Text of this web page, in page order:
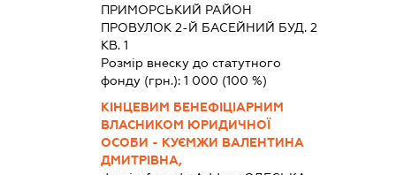
ПРИМОРСЬКИЙ РАЙОН
ПРОВУЛОК 2-Й БАСЕЙНИЙ БУД. 2
КВ. 1
Розмір внеску до статутного
фонду (грн.): 1 000 (100 %)
КІНЦЕВИМ БЕНЕФІЦІАРНИМ
ВЛАСНИКОМ ЮРИДИЧНОЇ
ОСОБИ - КУЄМЖИ ВАЛЕНТИНА
ДМИТРІВНА,